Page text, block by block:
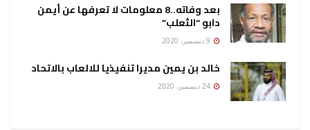
بعد وفاته..8 معلومات لا تعرفها عن أيمن
دابو “الثعلب”
خالد بن يمين مديرا تنفيذيا للالعاب بالاتحاد